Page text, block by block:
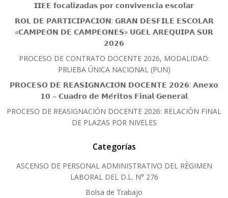
𝗜𝗜𝗘𝗘 𝗳𝗼𝗰𝗮𝗹𝗶𝘇𝗮𝗱𝗮𝘀 𝗽𝗼𝗿 𝗰𝗼𝗻𝘃𝗶𝘃𝗲𝗻𝗰𝗶𝗮 𝗲𝘀𝗰𝗼𝗹𝗮𝗿
𝗥𝗢𝗟 𝗗𝗘 𝗣𝗔𝗥𝗧𝗜𝗖𝗜𝗣𝗔𝗖𝗜𝗢́𝗡: 𝗚𝗥𝗔𝗡 𝗗𝗘𝗦𝗙𝗜𝗟𝗘 𝗘𝗦𝗖𝗢𝗟𝗔𝗥
«𝗖𝗔𝗠𝗣𝗘𝗢́𝗡 𝗗𝗘 𝗖𝗔𝗠𝗣𝗘𝗢𝗡𝗘𝗦» 𝗨𝗚𝗘𝗟 𝗔𝗥𝗘𝗤𝗨𝗜𝗣𝗔 𝗦𝗨𝗥
𝟮𝟬𝟮𝟲
PROCESO DE CONTRATO DOCENTE 2026, MODALIDAD:
PRUEBA ÚNICA NACIONAL (PUN)
𝗣𝗥𝗢𝗖𝗘𝗦𝗢 𝗗𝗘 𝗥𝗘𝗔𝗦𝗜𝗚𝗡𝗔𝗖𝗜𝗢́𝗡 𝗗𝗢𝗖𝗘𝗡𝗧𝗘 𝟮𝟬𝟮𝟲: 𝗔𝗻𝗲𝘅𝗼
𝟭𝟬 – 𝗖𝘂𝗮𝗱𝗿𝗼 𝗱𝗲 𝗠𝗲́𝗿𝗶𝘁𝗼𝘀 𝗙𝗶𝗻𝗮𝗹 𝗚𝗲𝗻𝗲𝗿𝗮𝗹
PROCESO DE REASIGNACIÓN DOCENTE 2026: RELACIÓN FINAL
DE PLAZAS POR NIVELES
Categorías
ASCENSO DE PERSONAL ADMINISTRATIVO DEL RÈGIMEN
LABORAL DEL D.L. N° 276
Bolsa de Trabajo